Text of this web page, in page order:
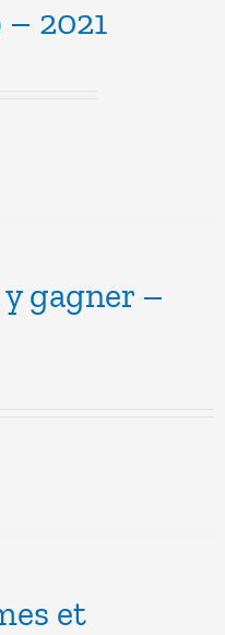
– 2021
gagner –
et